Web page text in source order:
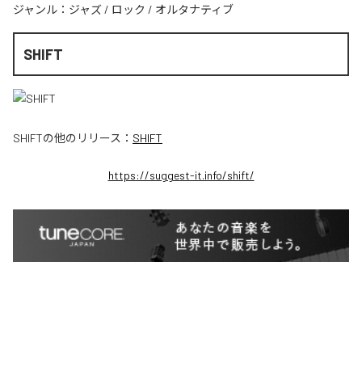
ジャンル： ジャズ / ロック / オルタナティブ
SHIFT
SHIFTの他のリリース： SHIFT
https://suggest-it.info/shift/